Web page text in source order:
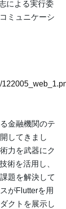
による実行委
ミュニケーシ
金融機関のテ
してきまし
力を武器にク
術を活用し、
題を解決して
がFlutterを用
クトを展示し